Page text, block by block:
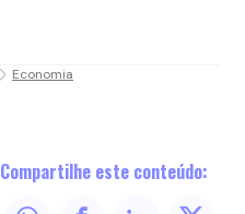
Economia
Compartilhe este conteúdo: